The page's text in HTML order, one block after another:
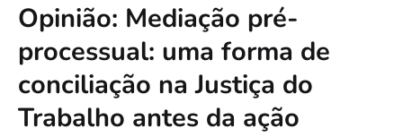
Opinião: Mediação pré-
processual: uma forma de
conciliação na Justiça do
Trabalho antes da ação